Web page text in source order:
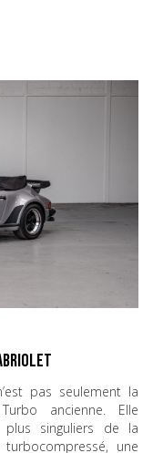
pas seulement la
ancienne. Elle
plus singuliers de la
une